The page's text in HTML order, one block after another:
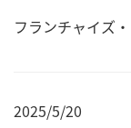
フランチャイズ
2025/5/20